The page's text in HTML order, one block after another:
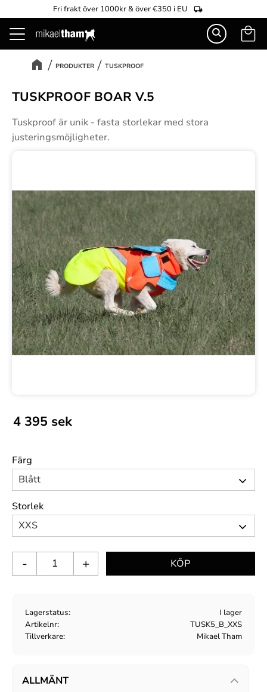
Meny
Fri frakt över 1000kr & över €350 i EU
PRODUKTER TUSKPROOF
TUSKPROOF BOAR V.5
Tuskproof är unik - fasta storlekar med stora
justeringsmöjligheter.
4 395 sek
Färg
Storlek
+
-
Lagerstatus
I lager
Artikelnr
TUSK5_B_XXS
Tillverkare
Mikael Tham
ALLMÄNT